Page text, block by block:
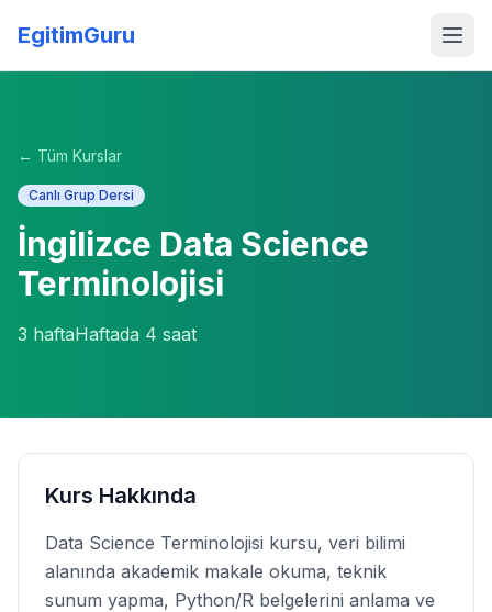
EgitimGuru
← Tüm Kurslar
Canlı Grup Dersi
İngilizce Data Science
Terminolojisi
3 haftaHaftada 4 saat
Kurs Hakkında
Data Science Terminolojisi kursu, veri bilimi
alanında akademik makale okuma, teknik
sunum yapma, Python/R belgelerini anlama ve